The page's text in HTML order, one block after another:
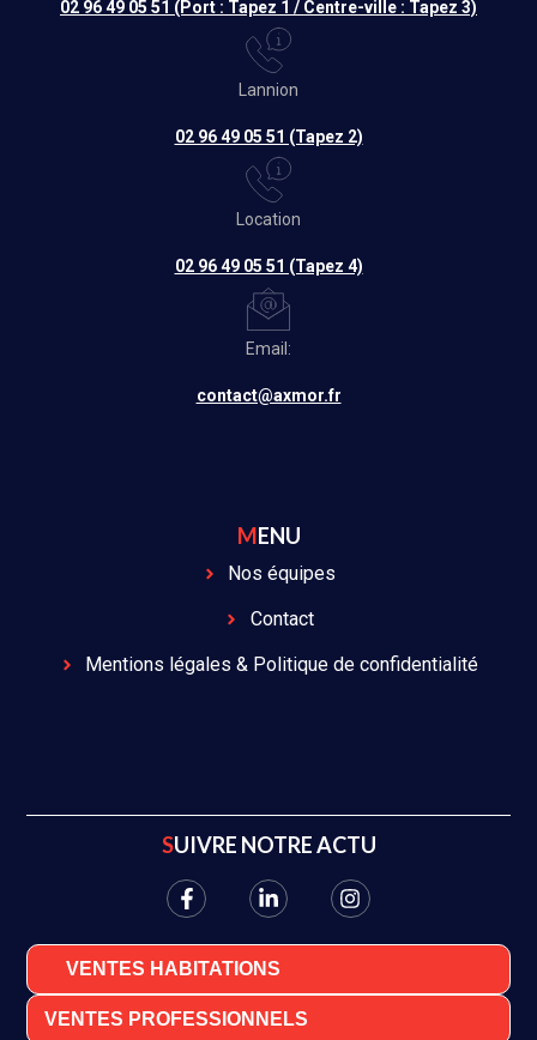
02 96 49 05 51 (Port : Tapez 1 / Centre-ville : Tapez 3)
Lannion
02 96 49 05 51 (Tapez 2)
Location
02 96 49 05 51 (Tapez 4)
Email:
contact@axmor.fr
MENU
Nos équipes
Contact
Mentions légales & Politique de confidentialité
SUIVRE NOTRE ACTU
VENTES HABITATIONS
VENTES PROFESSIONNELS